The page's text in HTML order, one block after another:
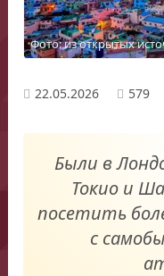
Фото: из открытых
22.05.2026 579
Были в
Токио и
посетить
с